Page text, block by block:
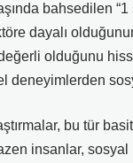
bahsedilen
dayalı
olduğunu
deneyimlerden
bu tür
insanlar, sosyal